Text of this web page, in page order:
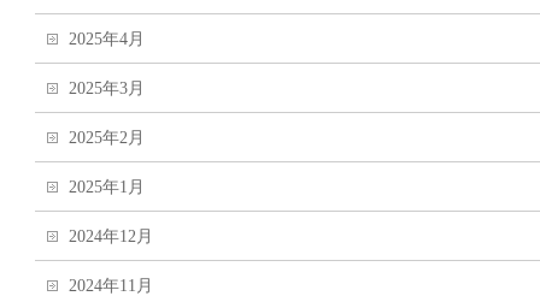
2025年4月
2025年3月
2025年2月
2025年1月
2024年12月
2024年11月